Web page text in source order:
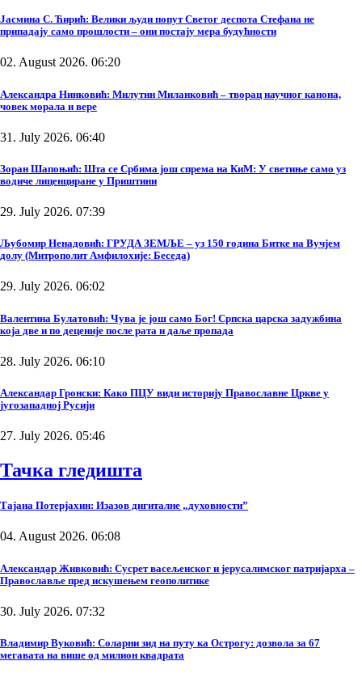
Јасмина С. Ћирић: Велики људи попут Светог деспота Стефана не
припадају само прошлости – они постају мера будућности
02. August 2026. 06:20
Александра Нинковић: Милутин Миланковић – творац научног канона,
човек морала и вере
31. July 2026. 06:40
Зоран Шапоњић: Шта се Србима још спрема на КиМ: У светиње само уз
водиче лиценциране у Приштини
29. July 2026. 07:39
Љубомир Ненадовић: ГРУДА ЗЕМЉЕ – уз 150 година Битке на Вучјем
долу (Митрополит Амфилохије: Беседа)
29. July 2026. 06:02
Валентина Булатовић: Чува је још само Бог! Српска царска задужбина
која две и по деценије после рата и даље пропада
28. July 2026. 06:10
Александар Гронски: Како ПЦУ види историју Православне Цркве у
југозападној Русији
27. July 2026. 05:46
Тачка гледишта
Тајана Потерјахин: Изазов дигиталне „духовности”
04. August 2026. 06:08
Александар Живковић: Сусрет васељенског и јерусалимског патријарха –
Православље пред искушењем геополитике
30. July 2026. 07:32
Владимир Вуковић: Соларни зид на путу ка Острогу: дозвола за 67
мегавата на више од милион квадрата